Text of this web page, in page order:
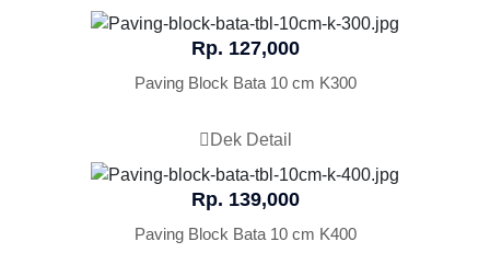
Rp. 127,000
Paving Block Bata 10 cm K300
Dek Detail
Rp. 139,000
Paving Block Bata 10 cm K400